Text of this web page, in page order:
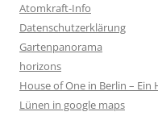
Atomkraft-Info
Datenschutzerklärung
Gartenpanorama
horizons
House of One in Berlin – Ein
Lünen in google maps